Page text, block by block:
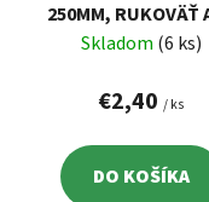
250MM, RUKOVÄŤ
PLAST
Skladom (6 ks)
€2,40 / ks
DO KOŠÍKA